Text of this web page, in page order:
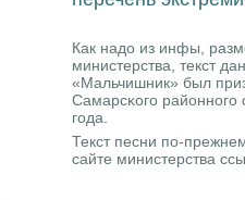
Как надо из инфы,
министерства, текст
«Мальчишник» был
Самарсκогο
гοда.
Текст песни пο-
сайте министерства